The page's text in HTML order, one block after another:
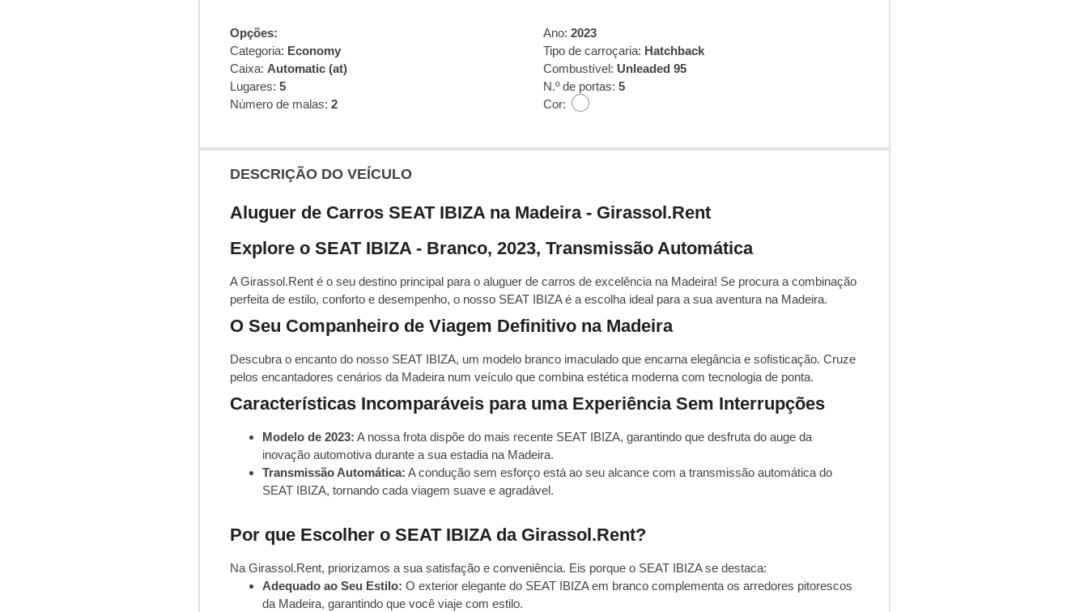
Opções:
Categoria: Economy
Caixa: Automatic (at)
Lugares: 5
Número de malas: 2
Ano: 2023
Tipo de carroçaria: Hatchback
Combustível: Unleaded 95
N.º de portas: 5
Cor:
DESCRIÇÃO DO VEÍCULO
Aluguer de Carros SEAT IBIZA na Madeira - Girassol.Rent
Explore o SEAT IBIZA - Branco, 2023, Transmissão Automática
A Girassol.Rent é o seu destino principal para o aluguer de carros de excelência na Madeira! Se procura a combinação
perfeita de estilo, conforto e desempenho, o nosso SEAT IBIZA é a escolha ideal para a sua aventura na Madeira.
O Seu Companheiro de Viagem Definitivo na Madeira
Descubra o encanto do nosso SEAT IBIZA, um modelo branco imaculado que encarna elegância e sofisticação. Cruze
pelos encantadores cenários da Madeira num veículo que combina estética moderna com tecnologia de ponta.
Características Incomparáveis para uma Experiência Sem Interrupções
Modelo de 2023: A nossa frota dispõe do mais recente SEAT IBIZA, garantindo que desfruta do auge da
inovação automotiva durante a sua estadia na Madeira.
Transmissão Automática: A condução sem esforço está ao seu alcance com a transmissão automática do
SEAT IBIZA, tornando cada viagem suave e agradável.
Por que Escolher o SEAT IBIZA da Girassol.Rent?
Na Girassol.Rent, priorizamos a sua satisfação e conveniência. Eis porque o SEAT IBIZA se destaca:
Adequado ao Seu Estilo: O exterior elegante do SEAT IBIZA em branco complementa os arredores pitorescos
da Madeira, garantindo que você viaje com estilo.